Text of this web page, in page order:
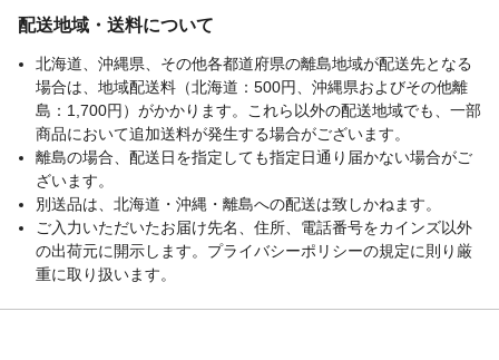
配送地域・送料について
北海道、沖縄県、その他各都道府県の離島地域が配送先となる
場合は、地域配送料（北海道：500円、沖縄県およびその他離
島：1,700円）がかかります。これら以外の配送地域でも、一部
商品において追加送料が発生する場合がございます。
離島の場合、配送日を指定しても指定日通り届かない場合がご
ざいます。
別送品は、北海道・沖縄・離島への配送は致しかねます。
ご入力いただいたお届け先名、住所、電話番号をカインズ以外
の出荷元に開示します。プライバシーポリシーの規定に則り厳
重に取り扱います。